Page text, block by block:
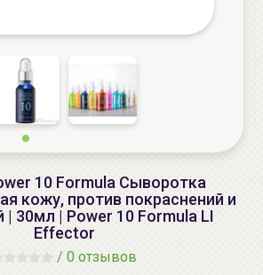
10 Formula Сыворотка
кожу, против покраснений и
| 30мл | Power 10 Formula LI
Effector
/ 0 отзывов